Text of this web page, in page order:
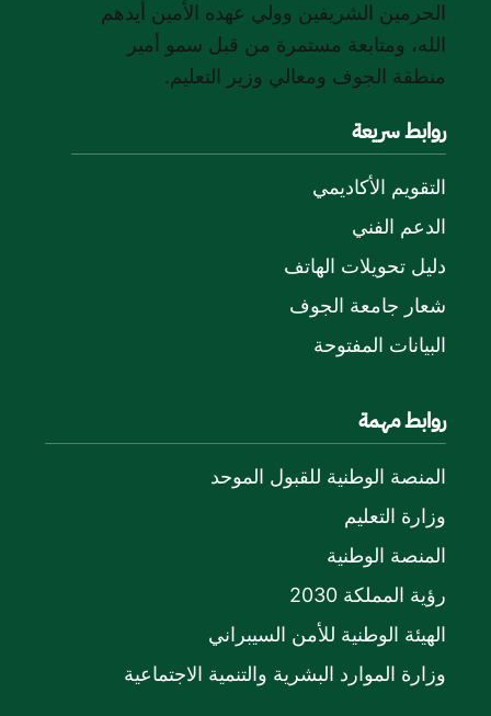
الحرمين الشريفين وولي عهده الأمين أيدهم
الله، ومتابعة مستمرة من قبل سمو أمير
منطقة الجوف ومعالي وزير التعليم.
روابط سريعة
التقويم الأكاديمي
الدعم الفني
دليل تحويلات الهاتف
شعار جامعة الجوف
البيانات المفتوحة
روابط مهمة
المنصة الوطنية للقبول الموحد
وزارة التعليم
المنصة الوطنية
رؤية المملكة 2030
الهيئة الوطنية للأمن السيبراني
وزارة الموارد البشرية والتنمية الاجتماعية